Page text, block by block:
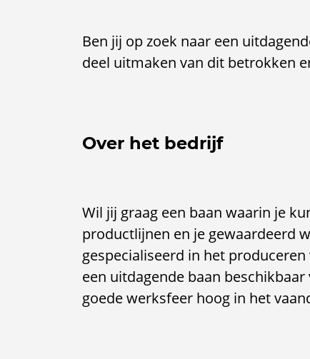
Ben jij op zoek naar een
deel uitmaken van dit betrokken
Over het bedrijf
Wil jij graag een baan waarin je
productlijnen en je gewaardeerd
gespecialiseerd in het
een uitdagende baan
goede werksfeer hoog in het